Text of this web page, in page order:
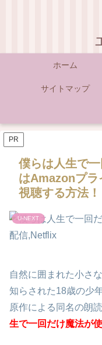
ホーム
サイトマップ
PR
僕らは人生で
はAmazonプ
視聴する方法！
U-NEXT
自然に囲まれた小さ
知らされた18歳の少
原作による同名の朗
生で一回だけ魔法が使